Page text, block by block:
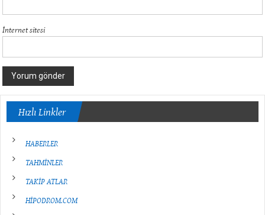
İnternet sitesi
Hızlı Linkler
HABERLER
TAHMİNLER
TAKİP ATLAR
HİPODROM.COM